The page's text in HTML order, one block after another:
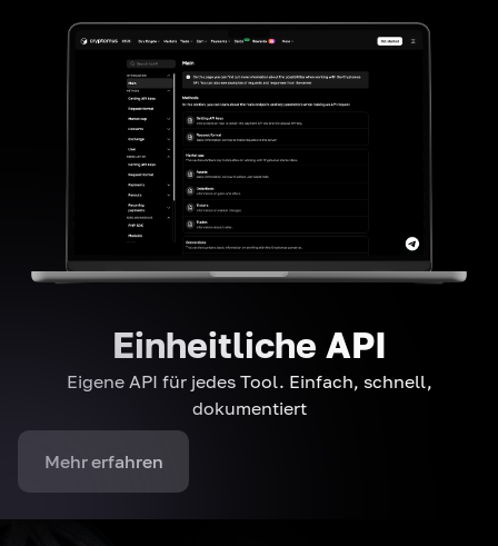
Einheitliche API
Eigene API für jedes Tool. Einfach, schnell,
dokumentiert
Mehr erfahren